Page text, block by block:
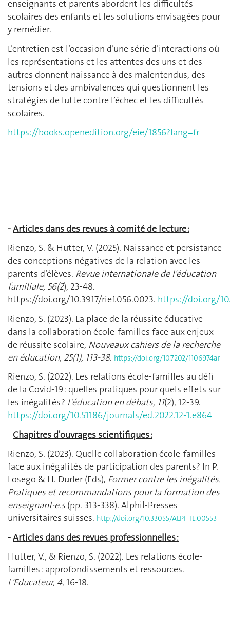
enseignants et parents abordent les difficultés
scolaires des enfants et les solutions envisagées pour
y remédier.
L’entretien est l’occasion d’une série d’interactions où
les représentations et les attentes des uns et des
autres donnent naissance à des malentendus, des
tensions et des ambivalences qui questionnent les
stratégies de lutte contre l’échec et les difficultés
scolaires.
https://books.openedition.org/eie/1856?lang=fr
-Articles dans des revues à comité de lecture :
Rienzo, S. & Hutter, V. (2025). Naissance et persistance
des conceptions négatives de la relation avec les
parents d’élèves. Revue internationale de l'éducation
familiale, 56(2), 23-48.
https://doi.org/10.3917/rief.056.0023. https://doi.org/
Rienzo, S. (2023). La place de la réussite éducative
dans la collaboration école-familles face aux enjeux
de réussite scolaire, Nouveaux cahiers de la recherche
en éducation, 25(1), 113-38. https://doi.org/10.7202/1106974ar
Rienzo, S. (2022). Les relations école-familles au défi
de la Covid-19 : quelles pratiques pour quels effets sur
les inégalités ? L’éducation en débats, 11(2), 12-39.
https://doi.org/10.51186/journals/ed.2022.12-1.e864
- Chapitres d'ouvrages scientifiques:
Rienzo, S. (2023). Quelle collaboration école-familles
face aux inégalités de participation des parents? In P.
Losego & H. Durler (Eds), Former contre les inégalités.
Pratiques et recommandations pour la formation des
enseignant·e.s(pp. 313-338). Alphil-Presses
universitaires suisses. http://doi.org/10.33055/ALPHIL.00553
-Articles dans des revues professionnelles :
Hutter, V., & Rienzo, S. (2022). Les relations école-
familles : approfondissements et ressources.
L'Educateur, 4, 16-18.